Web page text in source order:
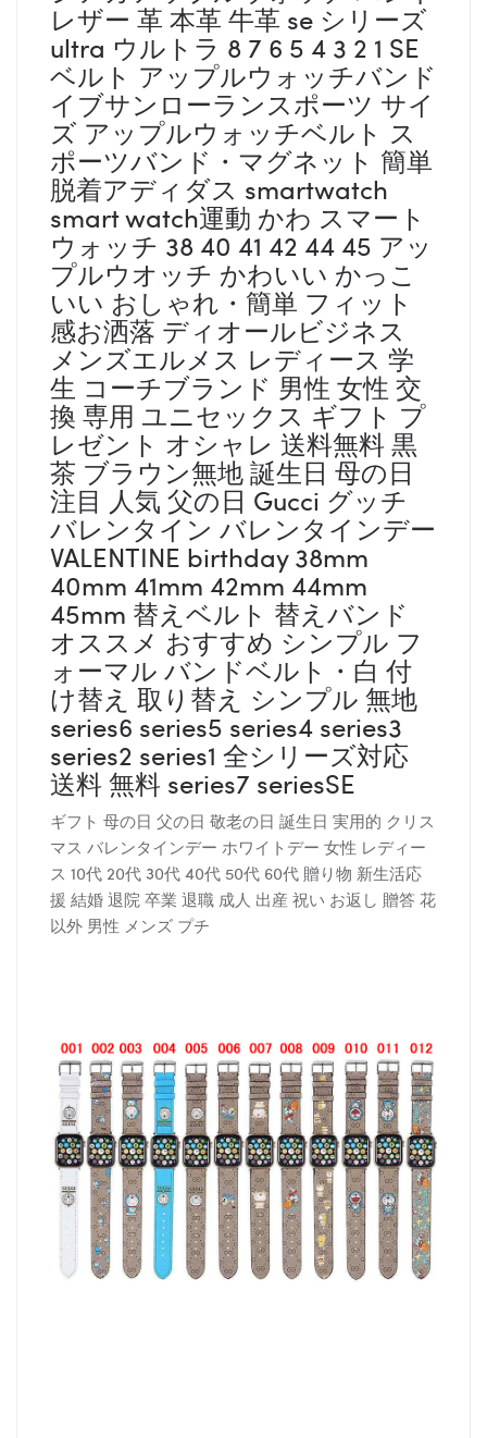
レザー 革 本革 牛革 se シリーズ
ultra ウルトラ 8 7 6 5 4 3 2 1 SE
ベルト アップルウォッチバンド
イブサンローランスポーツ サイ
ズ アップルウォッチベルト ス
ポーツバンド・マグネット 簡単
脱着アディダス smartwatch
smart watch運動 かわ スマート
ウォッチ 38 40 41 42 44 45 アッ
プルウオッチ かわいい かっこ
いい おしゃれ・簡単 フィット
感お洒落 ディオールビジネス
メンズエルメス レディース 学
生 コーチブランド 男性 女性 交
換 専用 ユニセックス ギフト プ
レゼント オシャレ 送料無料 黒
茶 ブラウン無地 誕生日 母の日
注目 人気 父の日 Gucci グッチ
バレンタイン バレンタインデー
VALENTINE birthday 38mm
40mm 41mm 42mm 44mm
45mm 替えベルト 替えバンド
オススメ おすすめ シンプル フ
ォーマル バンドベルト・白 付
け替え 取り替え シンプル 無地
series6 series5 series4 series3
series2 series1 全シリーズ対応
送料 無料 series7 seriesSE
ギフト 母の日 父の日 敬老の日 誕生日 実用的 クリス
マス バレンタインデー ホワイトデー 女性 レディー
ス 10代 20代 30代 40代 50代 60代 贈り物 新生活応
援 結婚 退院 卒業 退職 成人 出産 祝い お返し 贈答 花
以外 男性 メンズ プチ